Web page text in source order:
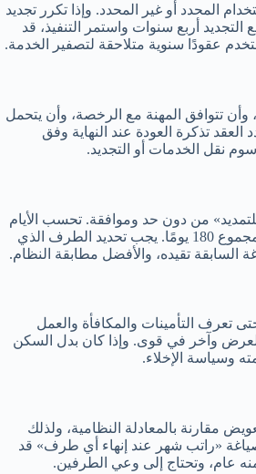
المحدد أو غير المحدد. وإذا تكرر تجديد
التجديد أربع سنوات واستمر التنفيذ، قد
عقودًا سنوية متلاحقة لتصفير الخدمة.
تتوافق المهنة مع الرخصة، وأن يتحمل
تذكرة العودة عند النهاية وفق
نقل الخدمات أو التجديد.
للتمديد» من دون حد وموافقة. تحسب الأيام
وفق القواعد، ولا يتجاوز المجموع 180 يومًا. يجب تحديد الطرف الذي
السابقة تقيده، والأفضل مطابقة النظام.
تعرف التأمينات والمكافأة والعمل
العرض وآخر في قوى. وإذا كان بدل السكن
وسياسة الإخلاء.
مقارنة بالمعادلة النظامية، ولذلك
«راتب شهر عند إنهاء أي طرف» قد
عام، وتحتاج إلى وعي الطرفين.